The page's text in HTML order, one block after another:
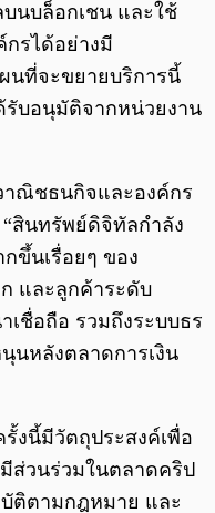
บนบล็อกเชน และใช้
กรได้อย่างมี
นที่จะขยายบริการนี้
รับอนุมัติจากหน่วยงาน
วาณิชธนกิจและองค์กร
“สินทรัพย์ดิจิทัลกำลัง
ขึ้นเรื่อยๆ ของ
และลูกค้าระดับ
เชื่อถือ รวมถึงระบบธร
นหลังตลาดการเงิน
รั้งนี้มีวัตถุประสงค์เพื่อ
ส่วนร่วมในตลาดคริป
ติตามกฎหมาย และ